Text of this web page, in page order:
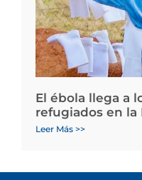
El ébola llega a
refugiados en la
Leer Más >>